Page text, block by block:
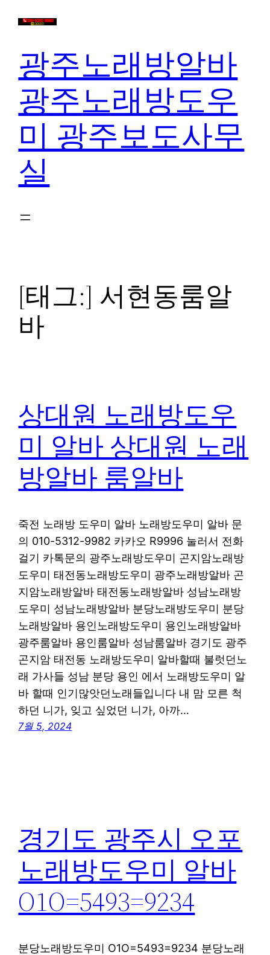
광주노래방알바
광주노래방도우
미 광주보도사무
실
[태그:] 서현동룸알
바
상대원 노래방도우
미 알바 상대원 노래
방알바 룸알바
죽전 노래방 도우미 알바 노래방도우미 알바 문
의 010-5312-9982 카카오 R9996 눌러서 전화
걸기 카톡문의 광주노래방도우미 곤지암노래방
도우미 태전동노래방도우미 광주노래방알바 곤
지암노래방알바 태전동노래방알바 성남노래방
도우미 성남노래방알바 분당노래방도우미 분당
노래방알바 용인노래방도우미 용인노래방알바
광주룸알바 용인룸알바 성남룸알바 경기도 광주
곤지암 태전동 노래방도우미 알바할때 불럿던노
래 가사들 성남 분당 용인 에서 노래방도우미 알
바 할때 인기많앗던노래들입니다 내 맘 모른 척
하던 니가, 잊고 싶었던 니가, 아까…
7월 5, 2024
경기도 광주시 오포
노래방도우미 알바
O1O=5493=9234
분당노래방도우미 O1O=5493=9234 분당노래